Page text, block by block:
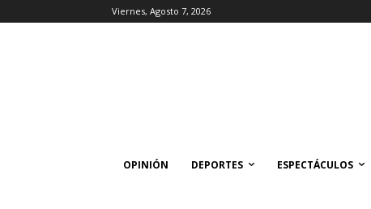
Viernes, Agosto 7, 2026
OPINIÓN DEPORTES ESPECTÁCULOS